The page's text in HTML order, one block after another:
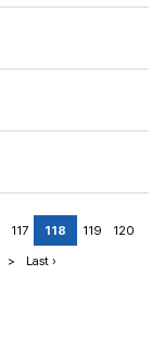
117 118 119
120
> Last ›